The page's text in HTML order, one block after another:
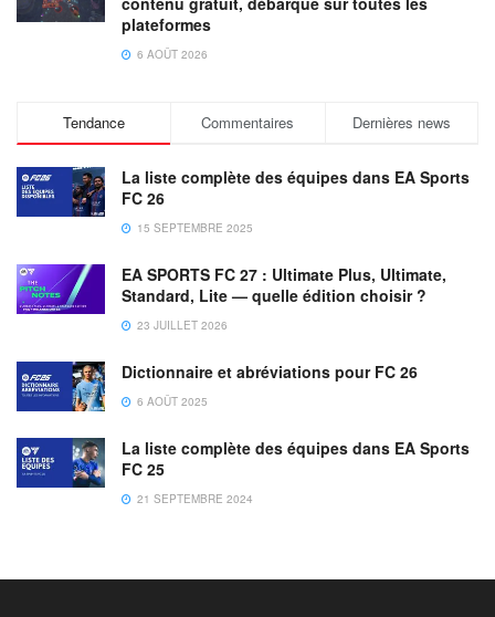
plateformes
6 AOÛT 2026
Tendance Commentaires Dernières news
La liste complète des équipes dans EA Sports
FC 26
15 SEPTEMBRE 2025
EA SPORTS FC 27 : Ultimate Plus, Ultimate,
Standard, Lite — quelle édition choisir ?
23 JUILLET 2026
Dictionnaire et abréviations pour FC 26
6 AOÛT 2025
La liste complète des équipes dans EA Sports
FC 25
21 SEPTEMBRE 2024